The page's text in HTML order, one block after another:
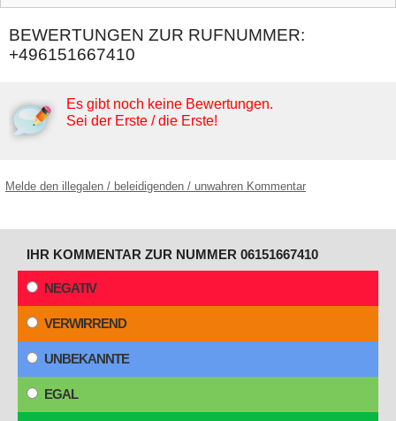
BEWERTUNGEN ZUR RUFNUMMER:
+496151667410
Es gibt noch keine Bewertungen.
Sei der Erste / die Erste!
Melde den illegalen / beleidigenden / unwahren Kommentar
IHR KOMMENTAR ZUR NUMMER 06151667410
NEGATIV
VERWIRREND
UNBEKANNTE
EGAL